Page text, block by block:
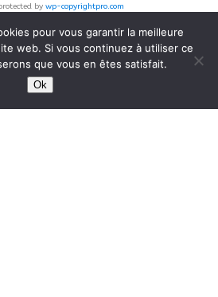
by wp-copyrightpro.com
pour vous garantir la meilleure
web. Si vous continuez à utiliser ce
que vous en êtes satisfait.
Ok